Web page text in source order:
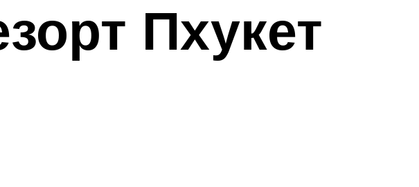
Пхукет